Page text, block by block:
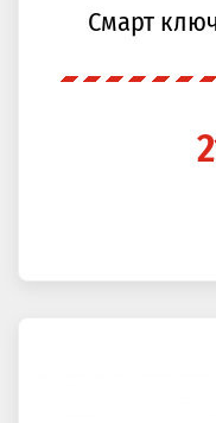
Смарт